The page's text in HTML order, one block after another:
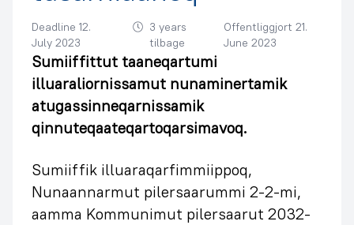
Deadline 12.
July 2023
3 years
tilbage
Offentliggjort 21.
June 2023
Sumiiffittut taaneqartumi
illuaraliornissamut nunaminertamik
atugassinneqarnissamik
qinnuteqaateqartoqarsimavoq.
Sumiiffik illuaraqarfimmiippoq,
Nunaannarmut pilersaarummi 2-2-mi,
aamma Kommunimut pilersaarut 2032-